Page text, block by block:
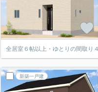
全居室６帖以上・ゆとりの間取り
新築一戸建